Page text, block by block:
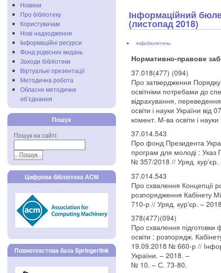
Новини
Про бібліотеку
Користувачам
Нові надходження
Інформаційні ресурси
Фонд рідкісних видань
Заходи бібліотеки
Віртуальні презентації
Методична робота
Обласне методичне
об’єднання
Пошук
Пошук на сайті:
Цифрова бібліотека АСМ
Повнотекстова база Springerlink
Інформаційний
(листопад 2018)
інфобюлетень
Нормативно-правове
37.018(477) (094)
Про затвердження
освітніми потребами до
відрахування,
освіти і науки України
комент. М-ва освіти і
37.014.543
Про фонд Президента
програм для молоді : Указ
№ 357/2018 // Уряд.
37.014.543
Про схвалення Концепції
розпорядження Кабінету
710-р // Уряд. кур'єр. –
378(477)(094)
Про схвалення
освіти : розпорядж.
19.09.2018 № 660-р //
України. – 2018. –
№ 10. – С. 73-80.